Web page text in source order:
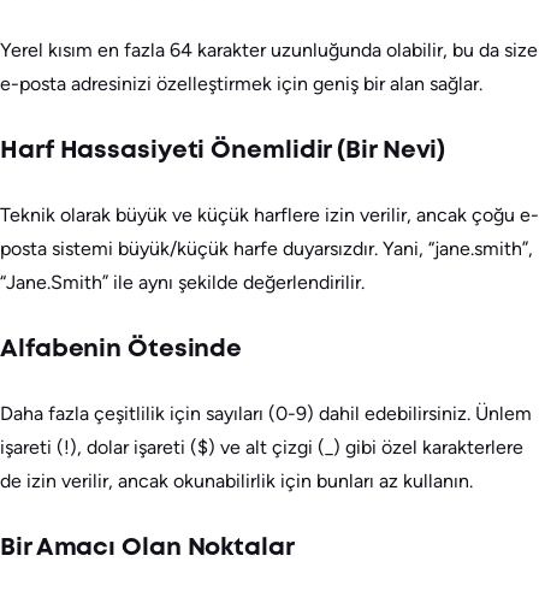
Yerel kısım en fazla 64 karakter uzunluğunda olabilir, bu da size
e-posta adresinizi özelleştirmek için geniş bir alan sağlar.
Harf Hassasiyeti Önemlidir (Bir Nevi)
Teknik olarak büyük ve küçük harflere izin verilir, ancak çoğu e-
posta sistemi büyük/küçük harfe duyarsızdır. Yani, “jane.smith”,
“Jane.Smith” ile aynı şekilde değerlendirilir.
Alfabenin Ötesinde
Daha fazla çeşitlilik için sayıları (0-9) dahil edebilirsiniz. Ünlem
işareti (!), dolar işareti ($) ve alt çizgi (_) gibi özel karakterlere
de izin verilir, ancak okunabilirlik için bunları az kullanın.
Bir Amacı Olan Noktalar